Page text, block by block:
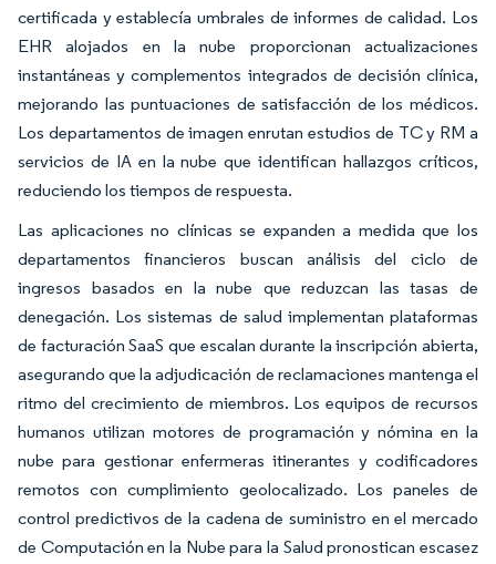
certificada y establecía umbrales de informes de calidad. Los
EHR alojados en la nube proporcionan actualizaciones
instantáneas y complementos integrados de decisión clínica,
mejorando las puntuaciones de satisfacción de los médicos.
Los departamentos de imagen enrutan estudios de TC y RM a
servicios de IA en la nube que identifican hallazgos críticos,
reduciendo los tiempos de respuesta.
Las aplicaciones no clínicas se expanden a medida que los
departamentos financieros buscan análisis del ciclo de
ingresos basados en la nube que reduzcan las tasas de
denegación. Los sistemas de salud implementan plataformas
de facturación SaaS que escalan durante la inscripción abierta,
asegurando que la adjudicación de reclamaciones mantenga el
ritmo del crecimiento de miembros. Los equipos de recursos
humanos utilizan motores de programación y nómina en la
nube para gestionar enfermeras itinerantes y codificadores
remotos con cumplimiento geolocalizado. Los paneles de
control predictivos de la cadena de suministro en el mercado
de Computación en la Nube para la Salud pronostican escasez